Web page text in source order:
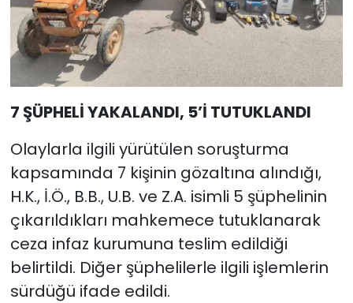
7 ŞÜPHELİ YAKALANDI, 5’İ TUTUKLANDI
Olaylarla ilgili yürütülen soruşturma
kapsamında 7 kişinin gözaltına alındığı,
H.K., İ.Ö., B.B., U.B. ve Z.A. isimli 5 şüphelinin
çıkarıldıkları mahkemece tutuklanarak
ceza infaz kurumuna teslim edildiği
belirtildi. Diğer şüphelilerle ilgili işlemlerin
sürdüğü ifade edildi.